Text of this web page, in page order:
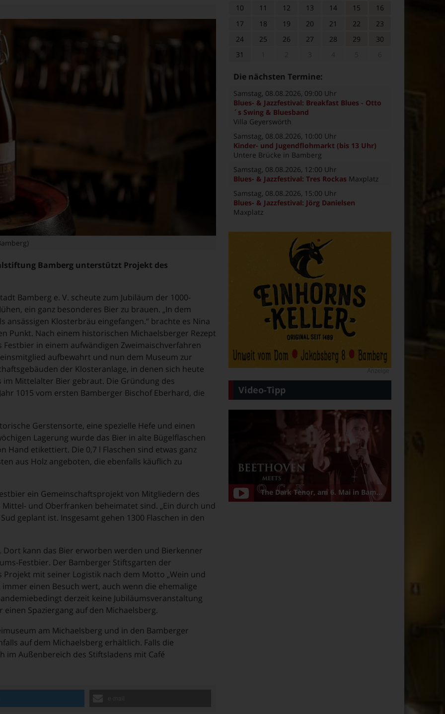
Bamberg unterstützt Projekt des
Bamberg e. V. scheute zum Jubiläum der 1000-
ein ganz besonderes Bier zu brauen. „In dem
ansässigen Klosterbräu eingefangen.“ brachte es Nina
Punkt. Nach einem historischen Michaelsberger Rezept
in einem aufwändigen Zweimaischverfahren
aufbewahrt und nun dem Museum zur
der Klosteranlage, in denen sich heute
Mittelalter Bier gebraut. Die Gründung des
1015 vom ersten Bamberger Bischof Eberhard, die
Gerstensorte, eine spezielle Hefe und einen
Lagerung wurde das Bier in alte Bügelflaschen
Hand etikettiert. Die 0,7 l Flaschen sind etwas ganz
aus Holz angeboten, die ebenfalls käuflich zu
ein Gemeinschaftsprojekt von Mitgliedern des
und Oberfranken beheimatet sind. „Ein durch und
geplant ist. Insgesamt gehen 1300 Flaschen in den
kann das Bier erworben werden und Bierkenner
Festbier. Der Bamberger Stiftsgarten der
mit seiner Logistik nach dem Motto „Wein und
einen Besuch wert, auch wenn die ehemalige
derzeit keine Jubiläumsveranstaltung
Spaziergang auf den Michaelsberg.
am Michaelsberg und in den Bamberger
auf dem Michaelsberg erhältlich. Falls die
im Außenbereich des Stiftsladens mit Café
10
11 12 13 14 15
16
17
18 19 20 21 22
23
24
25 26 27 28 29
30
31
Die nächsten Termine:
Samstag, 08.08.2026, 09:00 Uhr
Blues- & Jazzfestival: Breakfast Blues - Otto
´s Swing & Bluesband
Villa Geyerswörth
Samstag, 08.08.2026, 10:00 Uhr
Kinder- und Jugendflohmarkt (bis 13 Uhr)
Untere Brücke in Bamberg
Samstag, 08.08.2026, 12:00 Uhr
Blues- & Jazzfestival: Tres Rockas Maxplatz
Samstag, 08.08.2026, 15:00 Uhr
Blues- & Jazzfestival: Jörg Danielsen
Maxplatz
Video-Tipp
The Dark Tenor, am 6. Mai in Bamberg